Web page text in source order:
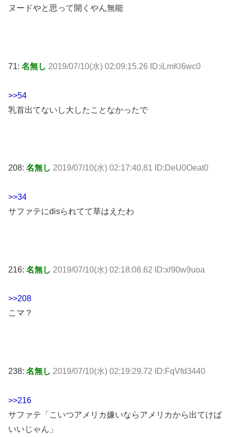
ヌードやと思って開くやん無能
71: 名無し 2019/07/10(水) 02:09:15.26 ID:iLmKl6wc0
>>54
乳首出てないし大したことなかったで
208: 名無し 2019/07/10(水) 02:17:40.81 ID:DeU0Oeat0
>>34
サファテにdisられてて草はえたわ
216: 名無し 2019/07/10(水) 02:18:08.62 ID:xl90w9uoa
>>208
こマ？
238: 名無し 2019/07/10(水) 02:19:29.72 ID:FqVfd3440
>>216
サファテ「こいつアメリカ嫌いならアメリカから出てけば
いいじゃん」